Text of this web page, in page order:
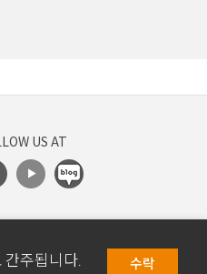
US AT
간주됩니다. 수락